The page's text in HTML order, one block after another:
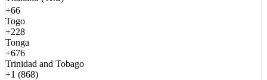
+66
Togo
+228
Tonga
+676
Trinidad and Tobago
+1 (868)